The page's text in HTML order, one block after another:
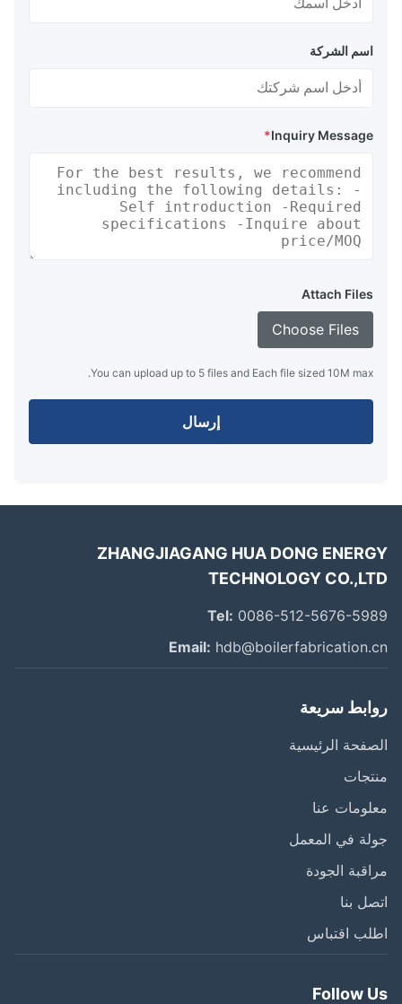
اسم الشركة
Inquiry Message
*
Attach Files
Choose Files
You can upload up to 5 files and Each file sized 10M max.
إرسال
ZHANGJIAGANG HUA DONG
TECHNOLOGY
Tel:0086-512-5676-
Email:
سريعة
الرئيسية
عنا
في المعمل
الجودة
بنا
اقتباس
Follow